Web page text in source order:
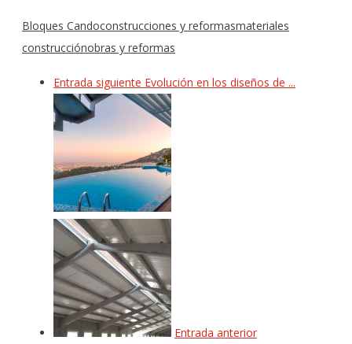
Bloques Candoconstrucciones y reformasmateriales
construcciónobras y reformas
Entrada siguiente Evolución en los diseños de ...
Entrada anterior